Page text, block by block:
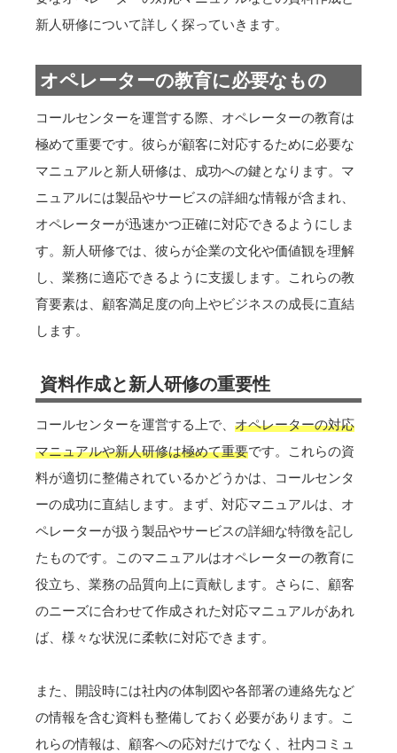
新人研修について詳しく探っていきます。
オペレーターの教育に必要なもの
コールセンターを運営する際、オペレーターの教育は
極めて重要です。彼らが顧客に対応するために必要な
マニュアルと新人研修は、成功への鍵となります。マ
ニュアルには製品やサービスの詳細な情報が含まれ、
オペレーターが迅速かつ正確に対応できるようにしま
す。新人研修では、彼らが企業の文化や価値観を理解
し、業務に適応できるように支援します。これらの教
育要素は、顧客満足度の向上やビジネスの成長に直結
します。
資料作成と新人研修の重要性
コールセンターを運営する上で、 オペレーターの対応
マニュアルや新人研修は極めて重要です。これらの資
料が適切に整備されているかどうかは、コールセンタ
ーの成功に直結します。まず、対応マニュアルは、オ
ペレーターが扱う製品やサービスの詳細な特徴を記し
たものです。このマニュアルはオペレーターの教育に
役立ち、業務の品質向上に貢献します。さらに、顧客
のニーズに合わせて作成された対応マニュアルがあれ
ば、様々な状況に柔軟に対応できます。
また、開設時には社内の体制図や各部署の連絡先など
の情報を含む資料も整備しておく必要があります。こ
れらの情報は、顧客への応対だけでなく、社内コミュ